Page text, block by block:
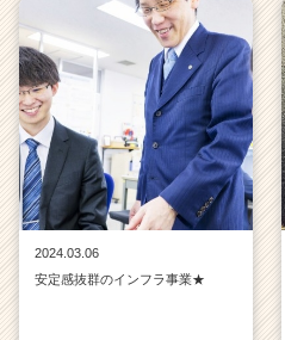
2024.03.06
安定感抜群のインフラ事業★